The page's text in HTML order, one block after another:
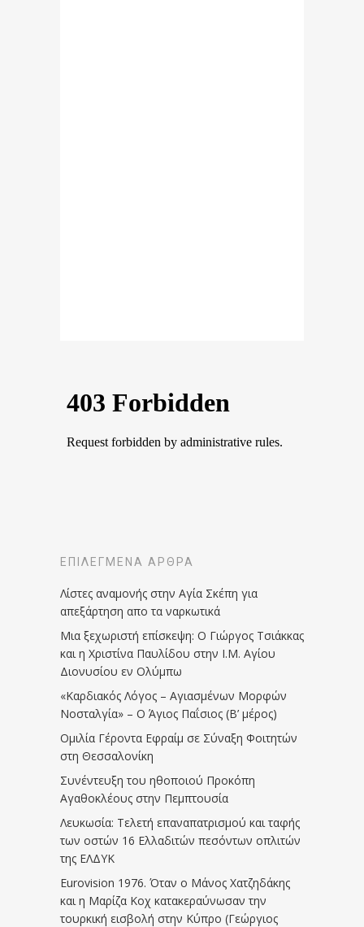
ΕΠΙΛΕΓΜΈΝΑ ΆΡΘΡΑ
Λίστες αναμονής στην Αγία Σκέπη για
απεξάρτηση απο τα ναρκωτικά
Μια ξεχωριστή επίσκεψη: Ο Γιώργος Τσιάκκας
και η Χριστίνα Παυλίδου στην Ι.Μ. Αγίου
Διονυσίου εν Ολύμπω
«Καρδιακός Λόγος – Αγιασμένων Μορφών
Νοσταλγία» – Ο Άγιος Παΐσιος (Β’ μέρος)
Ομιλία Γέροντα Εφραίμ σε Σύναξη Φοιτητών
στη Θεσσαλονίκη
Συνέντευξη του ηθοποιού Προκόπη
Αγαθοκλέους στην Πεμπτουσία
Λευκωσία: Τελετή επαναπατρισμού και ταφής
των οστών 16 Ελλαδιτών πεσόντων οπλιτών
της ΕΛΔΥΚ
Eurovision 1976. Όταν ο Μάνος Χατζηδάκης
και η Μαρίζα Κοχ κατακεραύνωσαν την
τουρκική εισβολή στην Κύπρο (Γεώργιος